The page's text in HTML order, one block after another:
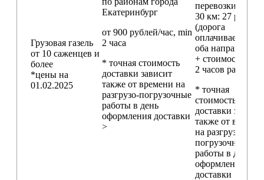
Грузовая газель
от 10 саженцев и
более
*цены на
01.02.2025
Екатеринбург
от 900 рублей/час, min
2 часа
* точная стоимость
доставки зависит
также от времени на
разгрузо-погрузочные
работы в день
оформления доставки
>
перевозки
30 км: 27 руб./км
(дорога
оплачивается в
оба направления
+ стоимость min
2 часов работы)
* точная
стоимость
доставки
также от
на разгрузо-
погрузочные
работы в день
оформления
доставки